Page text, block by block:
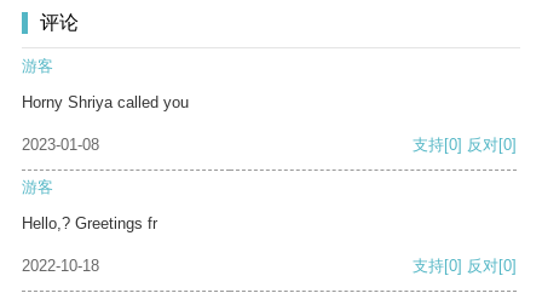
评论
游客
Horny Shriya called you
2023-01-08 支持[0] 反对[0]
游客
Hello,? Greetings fr
2022-10-18 支持[0] 反对[0]